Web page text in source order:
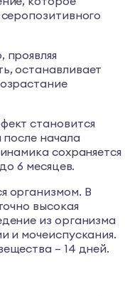
останавливает
становится
начала
сохраняется
6 месяцев.
организмом. В
высокая
из организма
и мочеиспускания.
– 14 дней.